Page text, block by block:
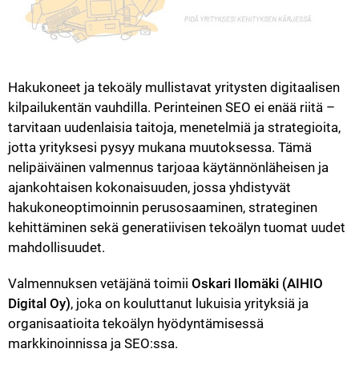
Hakukoneet ja tekoäly mullistavat yritysten digitaalisen
kilpailukentän vauhdilla. Perinteinen SEO ei enää riitä –
tarvitaan uudenlaisia taitoja, menetelmiä ja strategioita,
jotta yrityksesi pysyy mukana muutoksessa. Tämä
nelipäiväinen valmennus tarjoaa käytännönläheisen ja
ajankohtaisen kokonaisuuden, jossa yhdistyvät
hakukoneoptimoinnin perusosaaminen, strateginen
kehittäminen sekä generatiivisen tekoälyn tuomat uudet
mahdollisuudet.
Valmennuksen vetäjänä toimii Oskari Ilomäki (AIHIO
Digital Oy), joka on kouluttanut lukuisia yrityksiä ja
organisaatioita tekoälyn hyödyntämisessä
markkinoinnissa ja SEO:ssa.